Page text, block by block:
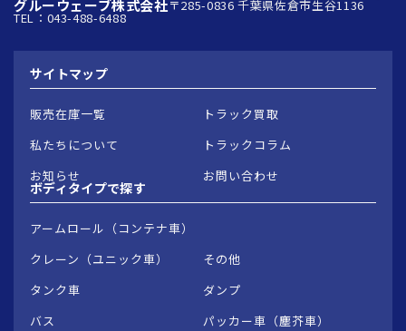
グルーウェーブ株式会社〒285-0836 千葉県佐倉市生谷1136
TEL：043-488-6488
サイトマップ
販売在庫一覧
トラック買取
私たちについて
トラックコラム
お知らせ
お問い合わせ
ボディタイプで探す
アームロール（コンテナ車）
クレーン（ユニック車）
その他
タンク車
ダンプ
バス
パッカー車（塵芥車）